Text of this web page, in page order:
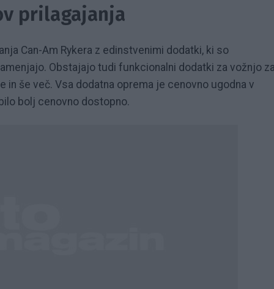
prilagajanja
Can-Am Rykera z edinstvenimi dodatki, ki so
Obstajajo tudi funkcionalni dodatki za vožnjo
in še več. Vsa dodatna oprema je cenovno ugodna v
bolj cenovno dostopno.